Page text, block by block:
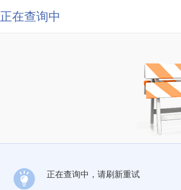
正在查询中
正在查询中，请刷新重试